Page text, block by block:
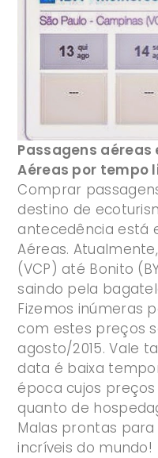
Passagens aéreas
Aéreas por tempo
Comprar
destino de
antecedência está
Aéreas.
(VCP) até Bonito
saindo pela
Fizemos inúmeras
com estes preços
agosto/2015. Vale
data é baixa
época cujos
quanto de
Malas prontas
incríveis do mundo!